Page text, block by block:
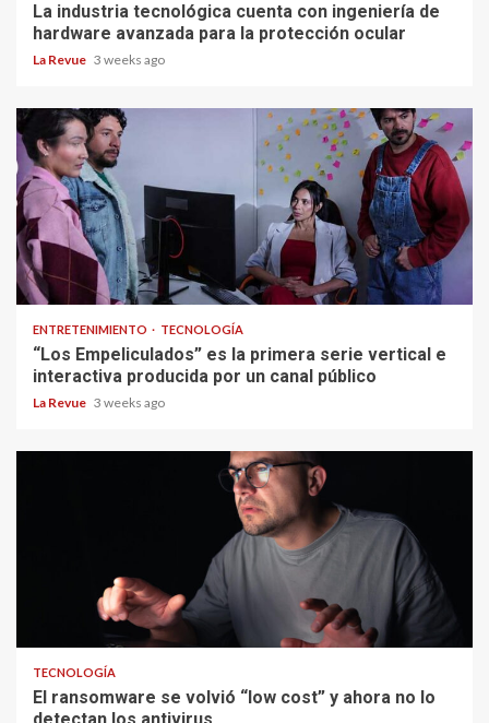
La industria tecnológica cuenta con ingeniería de
hardware avanzada para la protección ocular
La Revue 3 weeks ago
ENTRETENIMIENTO TECNOLOGÍA
“Los Empeliculados” es la primera serie vertical e
interactiva producida por un canal público
La Revue 3 weeks ago
TECNOLOGÍA
El ransomware se volvió “low cost” y ahora no lo